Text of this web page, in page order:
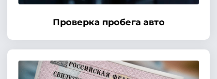
Проверка пробега авто